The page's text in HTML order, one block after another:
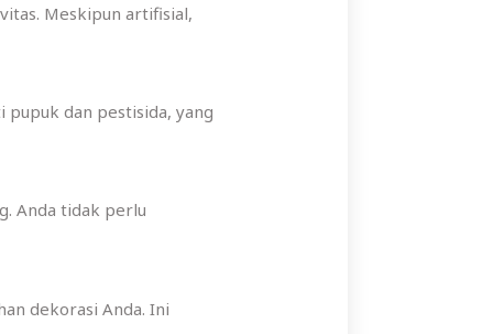
Meskipun artifisial,
dan pestisida, yang
Anda tidak perlu
dekorasi Anda. Ini